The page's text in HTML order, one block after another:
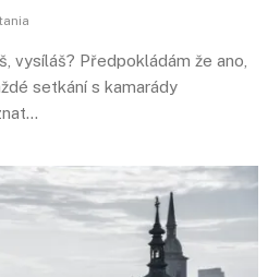
vysíláš? Předpokládám že ano,
setkání s kamarády